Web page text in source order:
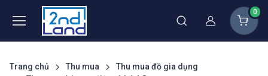
Thành viên
0
Trang chủ Thu mua
Thu mua đồ gia dụng